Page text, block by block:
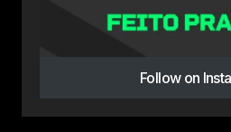
Follow on